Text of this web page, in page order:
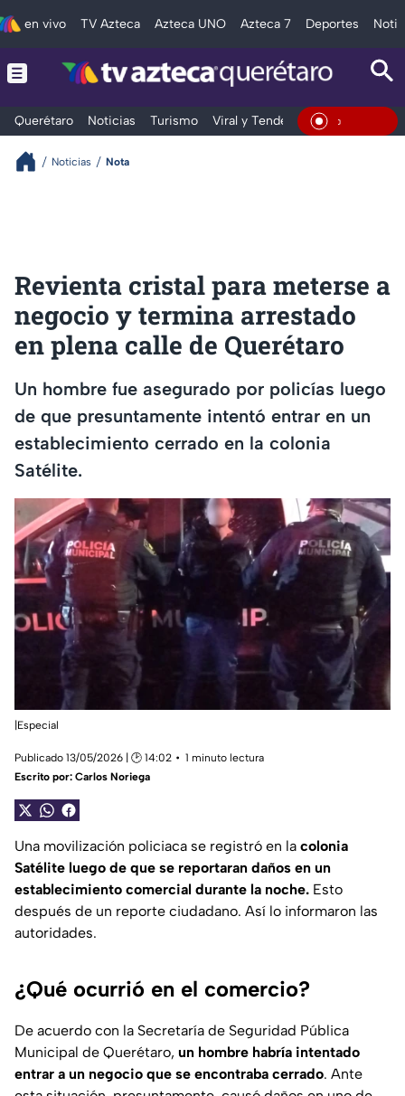
en vivo TV Azteca Azteca UNO Azteca 7 Deportes
Querétaro Noticias Turismo Viral y Tendencia Clima En Vivo
Noticias Nota
Revienta cristal para meterse a
negocio y termina arrestado
en plena calle de Querétaro
Un hombre fue asegurado por policías luego
de que presuntamente intentó entrar en un
establecimiento cerrado en la colonia
Satélite.
|Especial
Publicado 13/05/2026 | 🕑 14:02
1 minuto lectura
Escrito por: Carlos Noriega
Una movilización policiaca se registró en la colonia
Satélite luego de que se reportaran daños en un
establecimiento comercial durante la noche. Esto
después de un reporte ciudadano. Así lo informaron las
autoridades.
¿Qué ocurrió en el comercio?
De acuerdo con la Secretaría de Seguridad Pública
Municipal de Querétaro, un hombre habría intentado
entrar a un negocio que se encontraba cerrado. Ante